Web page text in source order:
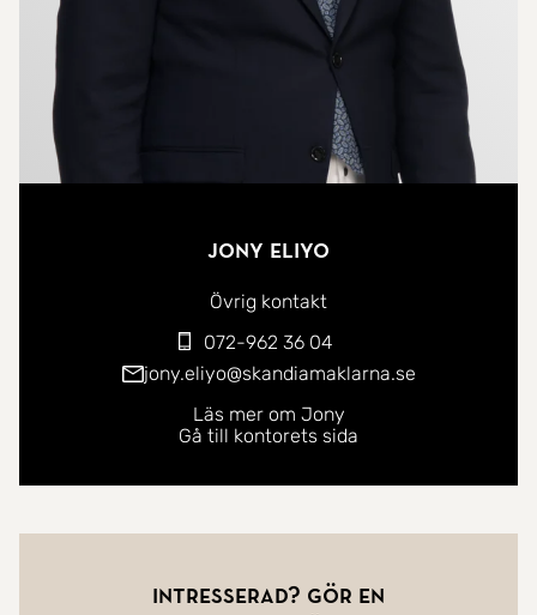
Jony Eliyo
Övrig kontakt
072-962 36 04
jony.eliyo@skandiamaklarna.se
Läs mer om Jony
Gå till kontorets sida
Intresserad? Gör en